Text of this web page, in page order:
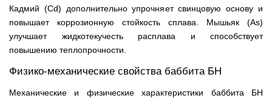
Кадмий (Cd) дополнительно упрочняет свинцовую основу и
повышает коррозионную стойкость сплава. Мышьяк (As)
улучшает жидкотекучесть расплава и способствует
повышению теплопрочности.
Физико-механические свойства баббита БН
Механические и физические характеристики баббита БН